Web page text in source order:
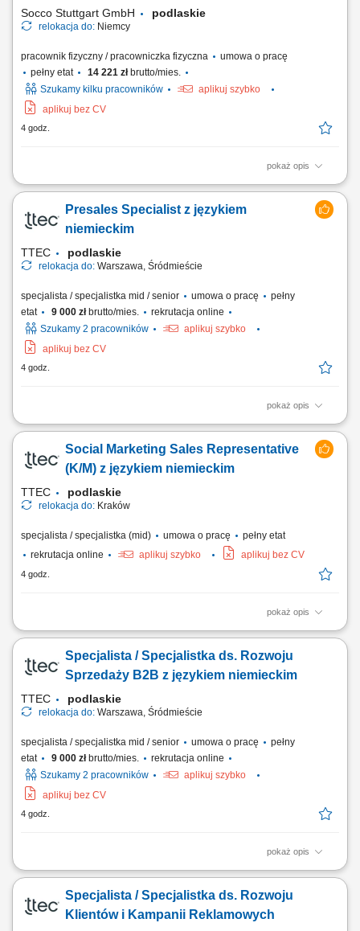
Socco Stuttgart GmbH podlaskie
relokacja do: Niemcy
pracownik fizyczny / pracowniczka fizyczna
umowa o pracę
pełny etat
14 221 złbrutto/mies.
Szukamy kilku pracowników
aplikuj szybko
aplikuj bez CV
4 godz.
pokaż opis
Opis stanowiska wykonywanie zabiegów higieniczno-pielęgnacyjnych;
temperatury, poziomu cukru we krwi; wykonywanie zleceń lekarskich
według obowiązujących procedur;
Presales Specialist z językiem
niemieckim
TTEC podlaskie
relokacja do: Warszawa, Śródmieście
specjalista / specjalistka mid / senior umowa o pracę
pełny
etat
9 000 złbrutto/mies.
rekrutacja online
Szukamy 2 pracowników
aplikuj szybko
aplikuj bez CV
4 godz.
pokaż opis
As a Sales Representative (Presales) with German – Hybrid, working on
site in Warsaw, Poland, you’ll be a part of bringing humanity to business.
#experienceTTEC Our employees have spoken. Our purpose, team,
and company culture are amazing and our Great Place to Work®
Social Marketing Sales Representative
(K/M) z językiem niemieckim
TTEC podlaskie
relokacja do: Kraków
specjalista / specjalistka (mid) umowa o pracę
pełny etat
rekrutacja online
aplikuj szybko aplikuj bez CV
4 godz.
pokaż opis
Opis stanowiska: Kontaktowanie się z klientami z przypisanego portfolio
Analizowanie i opracowywanie strategii zarządzania i dosprzedaży kont
klientów; Rozwiązywanie problemów i doradzanie klientom w celu
Specjalista / Specjalistka ds. Rozwoju
Sprzedaży B2B z językiem niemieckim
TTEC podlaskie
relokacja do: Warszawa, Śródmieście
specjalista / specjalistka mid / senior umowa o pracę
pełny
etat
9 000 złbrutto/mies.
rekrutacja online
Szukamy 2 pracowników
aplikuj szybko
aplikuj bez CV
4 godz.
pokaż opis
Opis stanowiska wyszukiwanie i analizowanie potencjalnych klientów
sprzedażowych oraz kwalifikowanie leadów dla zespołu handlowego,
prowadzenie pierwszego kontaktu z potencjalnymi klientami i badanie
Specjalista / Specjalistka ds. Rozwoju
Klientów i Kampanii Reklamowych